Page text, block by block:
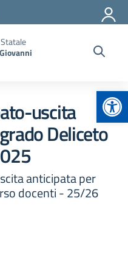
uscita
Deliceto
anticipata per
docenti - 25/26